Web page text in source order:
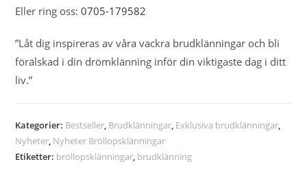
Eller ring oss:0705-179582
”Låt dig inspireras av våra vackra brudklänningar och bli
förälskad i din drömklänning inför din viktigaste dag i ditt
liv.”
Kategorier: Bestseller, Brudklänningar, Exklusiva brudklänningar,
Nyheter, Nyheter Bröllopsklänningar
Etiketter: bröllopsklänningar, brudklänning